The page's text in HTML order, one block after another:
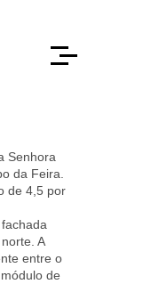
Senhora
da Feira.
de 4,5 por
A
entre o
de